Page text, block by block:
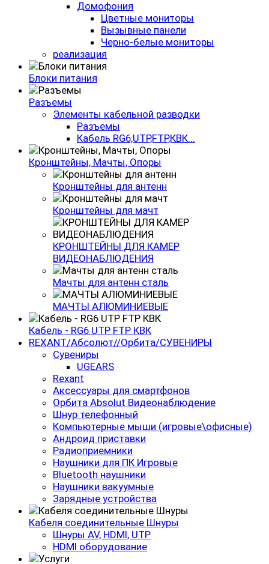
Домофония
Цветные мониторы
Вызывные панели
Черно-белые мониторы
реализация
Блоки питания
Разъемы
Элементы кабельной разводки
Разъемы
Кабель RG6,UTP,FTP,КВК...
Кронштейны, Мачты, Опоры
Кронштейны для антенн
Кронштейны для мачт
КРОНШТЕЙНЫ ДЛЯ КАМЕР
ВИДЕОНАБЛЮДЕНИЯ
Мачты для антенн сталь
МАЧТЫ АЛЮМИНИЕВЫЕ
Кабель - RG6 UTP FTP КВК
REXANT/Абсолют//Орбита/СУВЕНИРЫ
Сувениры
UGEARS
Rexant
Аксессуары для смартфонов
Орбита Absolut Видеонаблюдение
Шнур телефонный
Компьютерные мыши (игровые\офисные)
Андроид приставки
Радиоприемники
Наушники для ПК Игровые
Bluetooth наушники
Наушники вакуумные
Зарядные устройства
Кабеля соединительные Шнуры
Шнуры AV, HDMI, UTP
HDMI оборудование